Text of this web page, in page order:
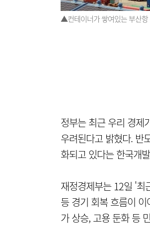
▲컨테이너가 쌓여있는 부산항
정부는 최근 우리 경제
우려된다고 밝혔다. 반
화되고 있다는 한국개
재정경제부는 12일 '최
등 경기 회복 흐름이
가 상승, 고용 둔화 등